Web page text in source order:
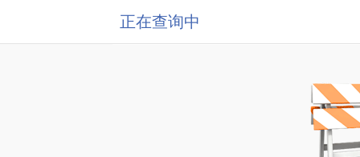
正在查询中